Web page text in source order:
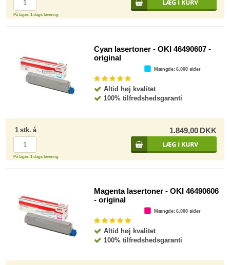
På lager, 1 dags levering
Cyan lasertoner - OKI 46490607 -
original
Mængde: 6.000 sider
Altid høj kvalitet
100% tilfredshedsgaranti
1 stk. á 1.849,00 DKK
På lager, 1 dags levering
Magenta lasertoner - OKI 46490606
- original
Mængde: 6.000 sider
Altid høj kvalitet
100% tilfredshedsgaranti